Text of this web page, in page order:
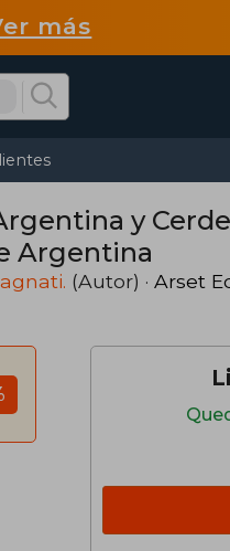
más
y
Argentina
(Autor) · Arset